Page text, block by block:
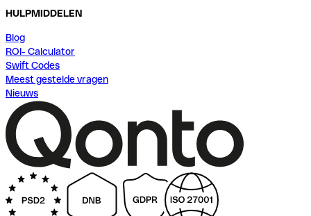
HULPMIDDELEN
Blog
ROI- Calculator
Swift Codes
Meest gestelde vragen
Nieuws